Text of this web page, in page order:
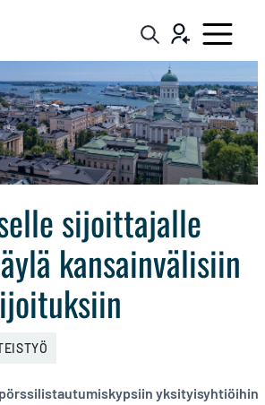
sijoittajalle
kansainvälisiin
yksityisyhtiöihin